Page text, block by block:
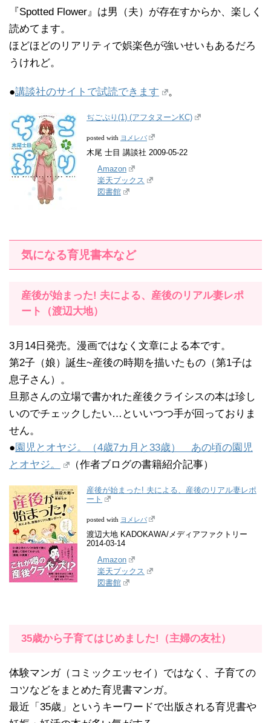
『Spotted Flower』は男（夫）が存在すからか、楽しく
読めてます。
ほどほどのリアリティで娯楽色が強いせいもあるだろ
うけれど。
●講談社のサイトで試読できます 。
ぢごぷり(1) (アフタヌーンKC)
posted with ヨメレバ
木尾 士目 講談社 2009-05-22
Amazon
楽天ブックス
図書館
気になる育児書本など
産後が始まった! 夫による、産後のリアル妻レポ
ート（渡辺大地）
3月14日発売。漫画ではなく文章による本です。
第2子（娘）誕生~産後の時期を描いたもの（第1子は
息子さん）。
旦那さんの立場で書かれた産後クライシスの本は珍し
いのでチェックしたい…といいつつ手が回っておりま
せん。
● 園児とオヤジ。（4歳7カ月と33歳） あの頃の園児
とオヤジ。
（作者ブログの書籍紹介記事）
産後が始まった! 夫による、産後のリアル妻レポ
ート
posted with ヨメレバ
渡辺大地 KADOKAWA/メディアファクトリー
2014-03-14
Amazon
楽天ブックス
図書館
35歳から子育てはじめました!（主婦の友社）
体験マンガ（コミックエッセイ）ではなく、子育ての
コツなどをまとめた育児書マンガ。
最近「35歳」というキーワードで出版される育児書や